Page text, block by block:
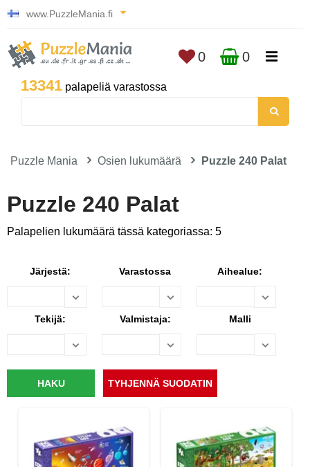
www.PuzzleMania.fi
13341 palapeliä varastossa
0 0
Puzzle Mania Osien lukumäärä Puzzle 240 Palat
Puzzle 240 Palat
Palapelien lukumäärä tässä kategoriassa: 5
Järjestä: Varastossa Aihealue:
Tekijä: Valmistaja: Malli